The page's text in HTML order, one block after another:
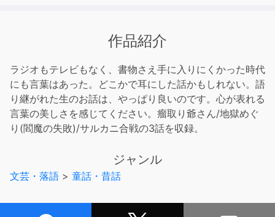
作品紹介
ラジオもテレビもなく、書物さえ手に入りにくかった時代
にも言葉はあった。どこかで耳にした話かもしれない。語
り継がれた生のお話は、やっぱり良いのです。心が表れる
言葉の美しさを感じてください。瘤取り爺さん/地獄めぐ
り(閻魔の失敗)/サルカニ合戦の3話を収録。
ジャンル
文芸・落語 > 童話・昔話